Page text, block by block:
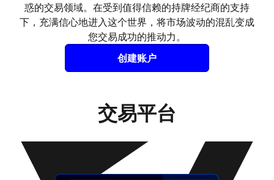
惑的交易领域。在受到值得信赖的持牌经纪商的支持
下，充满信心地进入这个世界，将市场波动的混乱变成
您交易成功的推动力。
创建账户
交易平台